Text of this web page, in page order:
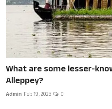
What are some lesser-
Alleppey?
Admin Feb 19, 2025 0